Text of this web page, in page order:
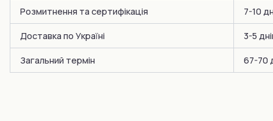
Розмитнення та сертифікація 7-10
Доставка по Україні 3-5
Загальний термін 67-70